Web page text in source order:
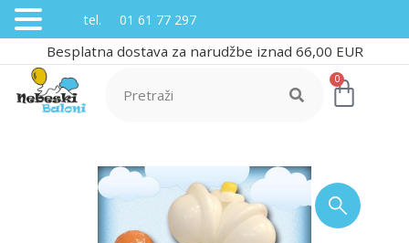
Besplatna dostava za narudžbe iznad 66,00 EUR
0
tel. 01 61 77 297